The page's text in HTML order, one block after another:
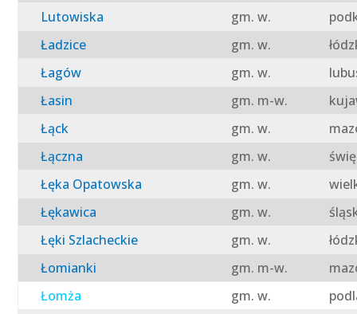
Lutowiska
gm. w.
Ładzice
gm. w.
Łagów
gm. w.
Łasin
gm. m-w.
Łąck
gm. w.
Łączna
gm. w.
Łęka Opatowska
gm. w.
Łękawica
gm. w.
Łęki Szlacheckie
gm. w.
Łomianki
gm. m-w.
Łomża
gm. w.